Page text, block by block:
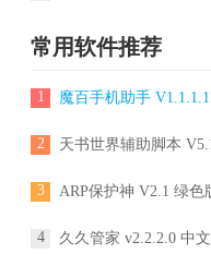
常用软件推荐
1 魔百手机助手
2 天书世界辅助脚本
3 ARP保护神 V2.1 绿色
4 久久管家 v2.2.2.0 中